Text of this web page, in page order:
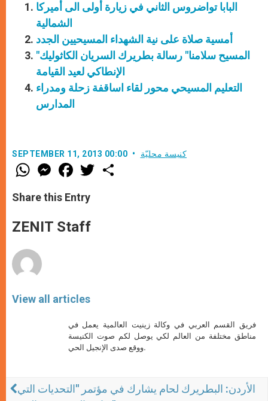
البابا تواضروس الثاني في زيارة أولى الى أميركا
الشمالية
أمسية صلاة على نية الشهداء المسيحيين الجدد
"المسيح سلامنا" رسالة بطريرك السريان الكاثوليك
الإنطاكي لعيد القيامة
التعليم المسيحي محور لقاء اساقفة زحلة ومدراء
المدارس
SEPTEMBER 11, 2013 00:00 كنيسة محليّة
W
h
t
s
p
p
M
e
s
e
g
e
F
a
e
b
o
k
w
Share this Entry
ZENIT Staff
View all articles
فريق القسم العربي في وكالة زينيت العالمية يعمل في
مناطق مختلفة من العالم لكي يوصل لكم صوت الكنيسة
ووقع صدى الإنجيل الحي.
الأردن: البطريرك لحام يشارك في مؤتمر "التحديات التي